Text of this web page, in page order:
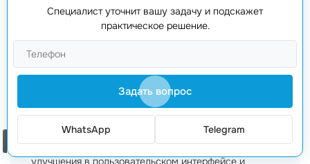
Согласно прогнозам,Bagisto Laravel
продолжать набирать популярность. Вот несколько
ключевых прогнозов:
Увеличение интеграций:В будущем ожидается рост
возможностей интеграции с популярными сервисами,
Совершенствование UX/UI:Мы увидим новые
улучшения в пользовательском интерфейсе и
Специалист уточнит вашу задачу и подскажет
практическое решение.
Задать вопрос
WhatsApp Telegram
Заказать звонок